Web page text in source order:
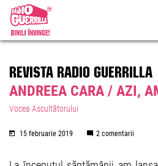
REVISTA RADIO GUERRILLA
ANDREEA CARA / AZI,
Vocea Ascultătorului
15 februarie 2019 2 comentarii